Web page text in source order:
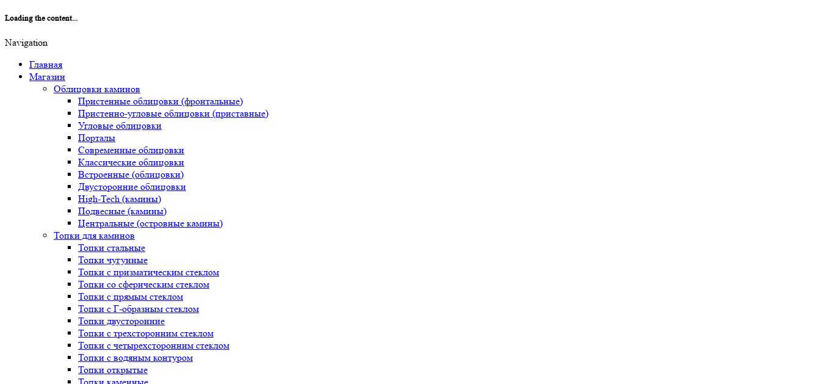
Loading the content...
Navigation
Главная
Магазин
Облицовки каминов
Пристенные облицовки (фронтальные)
Пристенно-угловые облицовки (приставные)
Угловые облицовки
Порталы
Современные облицовки
Классические облицовки
Встроенные (облицовки)
Двусторонние облицовки
High-Tech (камины)
Подвесные (камины)
Центральные (островные камины)
Топки для каминов
Топки стальные
Топки чугунные
Топки с призматическим стеклом
Топки со сферическим стеклом
Топки с прямым стеклом
Топки с Г-образным стеклом
Топки двусторонние
Топки с трехсторонним стеклом
Топки с четырехсторонним стеклом
Топки с водяным контуром
Топки открытые